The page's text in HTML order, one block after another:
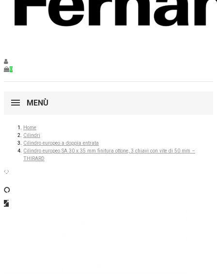
0
MENÙ
Home
Cilindri
Cilindro europeo a doppia entrata
Cilindro europeo SA 30 x 35 mm finitura ottone, 3 chiavi con vite di 50 mm –
THIRARD